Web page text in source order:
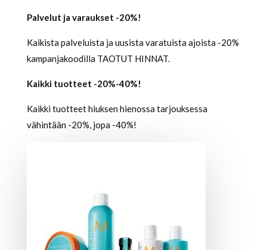
Palvelut ja varaukset -20%!
Kaikista palveluista ja uusista varatuista ajoista -20%
kampanjakoodilla TAOTUT HINNAT.
Kaikki tuotteet -20%-40%!
Kaikki tuotteet hiuksen hienossa tarjouksessa
vähintään -20%, jopa -40%!